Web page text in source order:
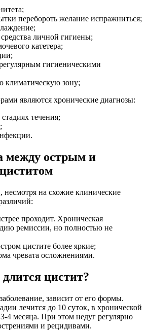
перебороть желание испражниться;
личной гигиены;
катетера;
гигиеническими
климатическую зону;
являются хронические диагнозы:
течения;
между острым и
на схожие клинические
проходит. Хроническая
ремиссии, но полностью не
цистите более яркие;
чревата осложнениями.
цистит?
зависит от его формы.
лечится до 10 суток, в хронической
4 месяца. При этом недуг регулярно
и рецидивами.